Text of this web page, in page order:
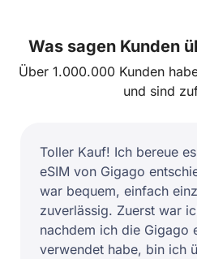
Was sagen Kunden
Über 1.000.000 Kunden
und sind
Toller Kauf! Ich bereue
eSIM von Gigago
war bequem, einfach
zuverlässig. Zuerst war
nachdem ich die Gigago
verwendet habe, bin ich